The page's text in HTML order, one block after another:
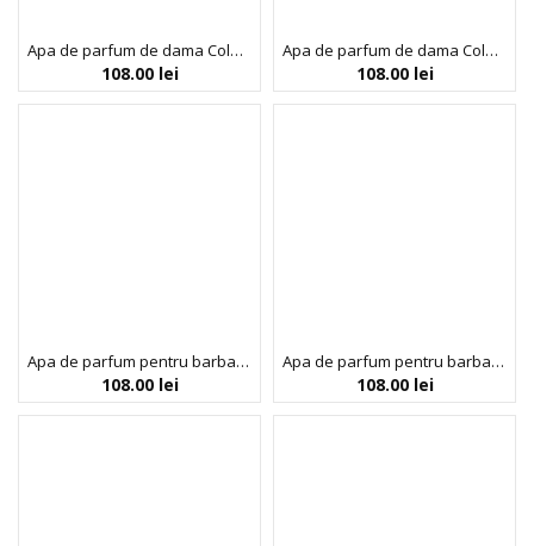
Apa de parfum de dama Colour Me Red, Milton-Lloyd Fragrances, 100 ml
108.00 lei
Apa de parfum de dama Colour Me Violet, Milton-Lloyd Fragrances, 100 ml
108.00 lei
Apa de parfum pentru barbati Colour Me Abstract Art, Milton-Lloyd Fragrances, 100 ml
108.00 lei
Apa de parfum pentru barbati Colour Me Azure, Milton-Lloyd Fragrances, 100 ml
108.00 lei